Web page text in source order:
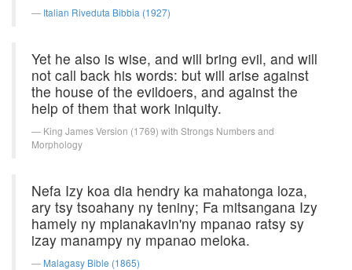
Italian Riveduta Bibbia (1927)
Yet he also is wise, and will bring evil, and will
not call back his words: but will arise against
the house of the evildoers, and against the
help of them that work iniquity.
King James Version (1769) with Strongs Numbers and
Morphology
Nefa Izy koa dia hendry ka mahatonga loza,
ary tsy tsoahany ny teniny; Fa mitsangana Izy
hamely ny mpianakavin'ny mpanao ratsy sy
izay manampy ny mpanao meloka.
Malagasy Bible (1865)